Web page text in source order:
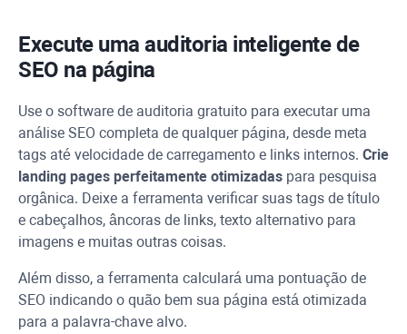
Execute uma auditoria inteligente de
SEO na página
Use o software de auditoria gratuito para executar uma
análise SEO completa de qualquer página, desde meta
tags até velocidade de carregamento e links internos. Crie
landing pages perfeitamente otimizadas para pesquisa
orgânica. Deixe a ferramenta verificar suas tags de título
e cabeçalhos, âncoras de links, texto alternativo para
imagens e muitas outras coisas.
Além disso, a ferramenta calculará uma pontuação de
SEO indicando o quão bem sua página está otimizada
para a palavra-chave alvo.